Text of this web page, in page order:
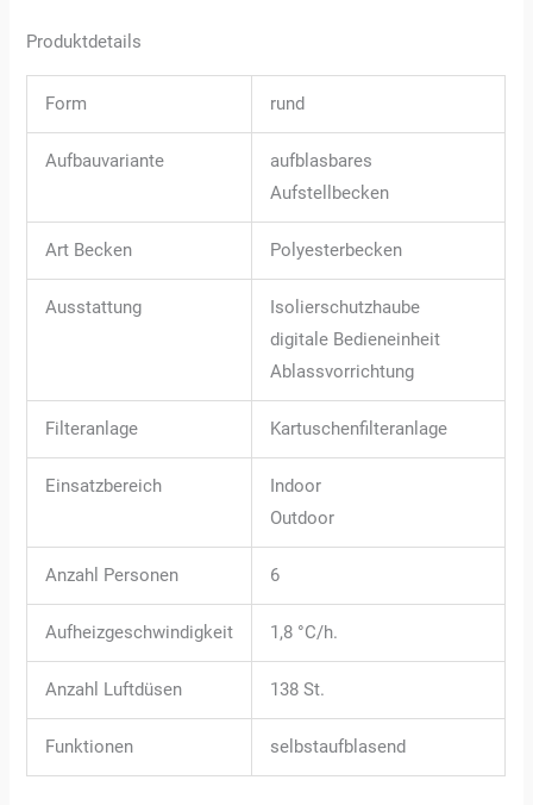
Produktdetails
Form rund
Aufbauvariante
aufblasbares
Aufstellbecken
Art Becken Polyesterbecken
Ausstattung
Isolierschutzhaube
digitale Bedieneinheit
Ablassvorrichtung
Filteranlage Kartuschenfilteranlage
Einsatzbereich
Indoor
Outdoor
Anzahl Personen 6
Aufheizgeschwindigkeit 1,8 °C/h.
Anzahl Luftdüsen 138 St.
Funktionen selbstaufblasend